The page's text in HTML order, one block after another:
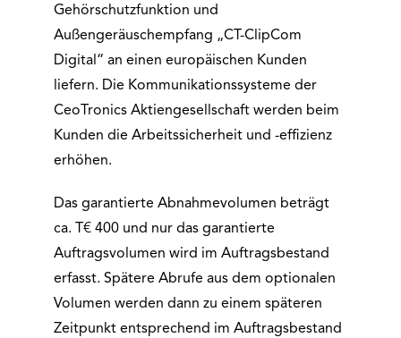
Gehörschutzfunktion und
Außengeräuschempfang „CT-ClipCom
Digital“ an einen europäischen Kunden
liefern. Die Kommunikationssysteme der
CeoTronics Aktiengesellschaft werden beim
Kunden die Arbeitssicherheit und -effizienz
erhöhen.
Das garantierte Abnahmevolumen beträgt
ca. T€ 400 und nur das garantierte
Auftragsvolumen wird im Auftragsbestand
erfasst. Spätere Abrufe aus dem optionalen
Volumen werden dann zu einem späteren
Zeitpunkt entsprechend im Auftragsbestand